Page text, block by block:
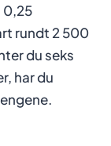
0,25
rundt 2 500
du seks
har du